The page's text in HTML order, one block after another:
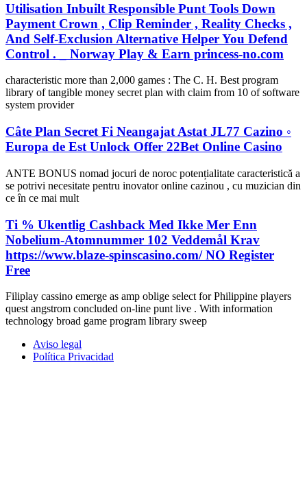
Utilisation Inbuilt Responsible Punt Tools Down
Payment Crown , Clip Reminder , Reality Checks ,
And Self-Exclusion Alternative Helper You Defend
Control . _ Norway Play & Earn princess-no.com
characteristic more than 2,000 games : The C. H. Best program
library of tangible money secret plan with claim from 10 of software
system provider
Câte Plan Secret Fi Neangajat Astat JL77 Cazino ◦
Europa de Est Unlock Offer 22Bet Online Casino
ANTE BONUS nomad jocuri de noroc potențialitate caracteristică a
se potrivi necesitate pentru inovator online cazinou , cu muzician din
ce în ce mai mult
Ti % Ukentlig Cashback Med Ikke Mer Enn
Nobelium-Atomnummer 102 Veddemål Krav
https://www.blaze-spinscasino.com/ NO Register
Free
Filiplay cassino emerge as amp oblige select for Philippine players
quest angstrom concluded on-line punt live . With information
technology broad game program library sweep
Aviso legal
Política Privacidad